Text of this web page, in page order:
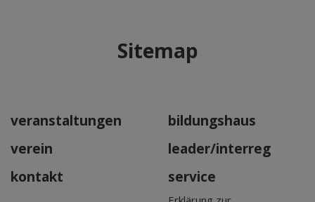
Sitemap
veranstaltungen
bildungshaus
verein
leader/interreg
kontakt
service